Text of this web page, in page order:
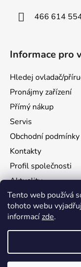
Tento web používá
tohoto webu
informacízde.
466 614
Informace pro
Hledej ovladač/
Pronájmy zařízení
Přímý nákup
Servis
Obchodní podmínky
Kontakty
Profil společnosti
Aktuality
Ochrana osobních
Ke stažení